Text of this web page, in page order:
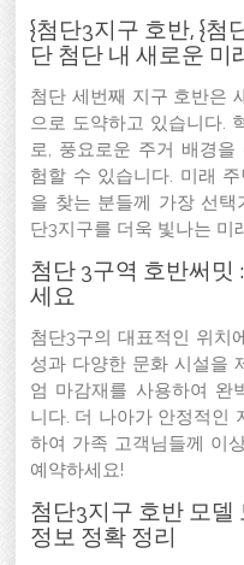
{첨단3지구 호반, {첨
단 첨단 내 새로운 미
첨단 세번째 지구 호반은
으로 도약하고 있습니다.
로, 풍요로운 주거 배경
험할 수 있습니다. 미래
을 찾는 분들께 가장 선
단3지구를 더욱 빛나는 미
첨단 3구역 호반써밋
세요
첨단3구의 대표적인 위치
성과 다양한 문화 시설을
엄 마감재를 사용하여 완
니다. 더 나아가 안정적인
하여 가족 고객님들께 이
예약하세요!
첨단3지구 호반 모델
정보 정확 정리